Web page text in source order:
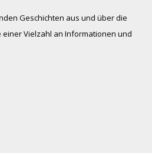
Geschichten aus und über die
einer Vielzahl an Informationen und